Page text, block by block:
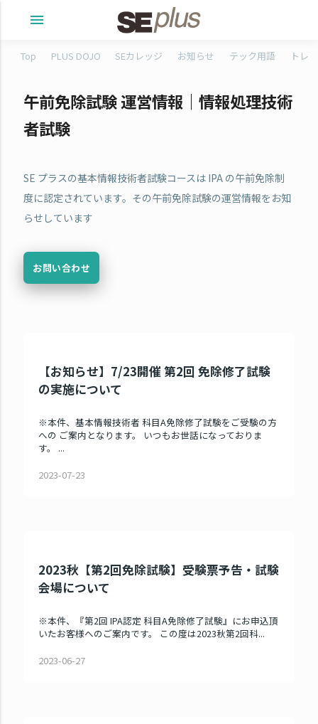
menu
Top PLUS DOJO SEカレッジ お知らせ テック用語 トレ
午前免除試験 運営情報｜情報処理技術
者試験
SE プラスの基本情報技術者試験コースは IPA の午前免除制
度に認定されています。その午前免除試験の運営情報をお知
らせしています
お問い合わせ
【お知らせ】7/23開催 第2回 免除修了試験
の実施について
※本件、基本情報技術者 科目A免除修了試験をご受験の方
への ご案内となります。 いつもお世話になっておりま
す。 ...
2023-07-23
2023秋【第2回免除試験】受験票予告・試験
会場について
※本件、『第2回 IPA認定 科目A免除修了試験』にお申込頂
いたお客様へのご案内です。 この度は2023秋第2回科...
2023-06-27